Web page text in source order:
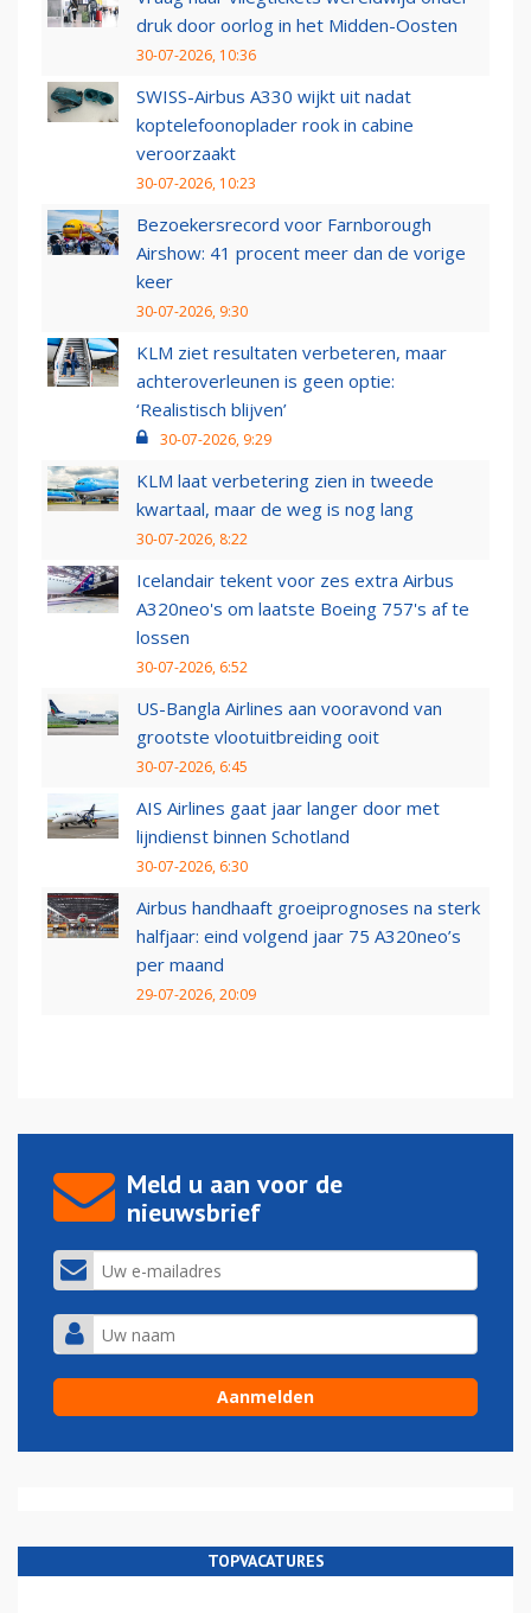
druk door oorlog in het Midden-Oosten
30-07-2026, 10:36
SWISS-Airbus A330 wijkt uit nadat
koptelefoonoplader rook in cabine
veroorzaakt
30-07-2026, 10:23
Bezoekersrecord voor Farnborough
Airshow: 41 procent meer dan de vorige
keer
30-07-2026, 9:30
KLM ziet resultaten verbeteren, maar
achteroverleunen is geen optie:
‘Realistisch blijven’
30-07-2026, 9:29
KLM laat verbetering zien in tweede
kwartaal, maar de weg is nog lang
30-07-2026, 8:22
Icelandair tekent voor zes extra Airbus
A320neo's om laatste Boeing 757's af te
lossen
30-07-2026, 6:52
US-Bangla Airlines aan vooravond van
grootste vlootuitbreiding ooit
30-07-2026, 6:45
AIS Airlines gaat jaar langer door met
lijndienst binnen Schotland
30-07-2026, 6:30
Airbus handhaaft groeiprognoses na sterk
halfjaar: eind volgend jaar 75 A320neo’s
per maand
29-07-2026, 20:09
Meld u aan voor de
nieuwsbrief
TOPVACATURES